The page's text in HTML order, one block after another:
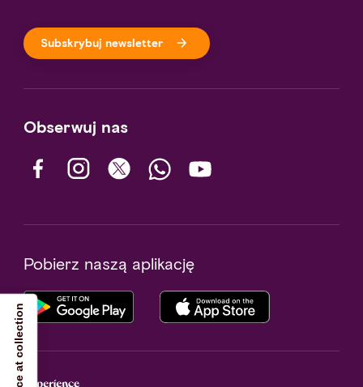
Subskrybuj newsletter
Obserwuj nas
Pobierz naszą aplikację
Notice at collection